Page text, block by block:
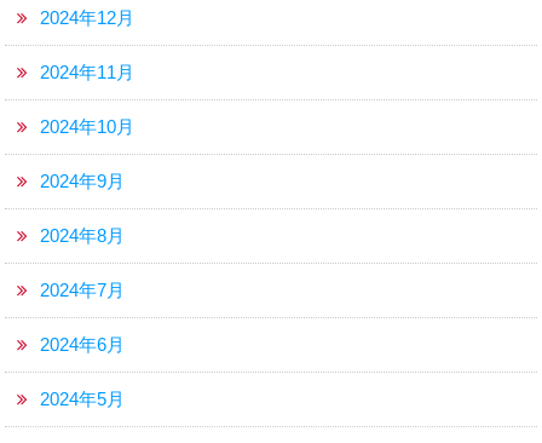
2024年12月
2024年11月
2024年10月
2024年9月
2024年8月
2024年7月
2024年6月
2024年5月